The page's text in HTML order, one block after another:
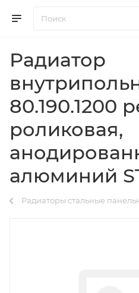
Радиатор
80.190.1200
роликовая,
алюминий
Радиаторы стальные